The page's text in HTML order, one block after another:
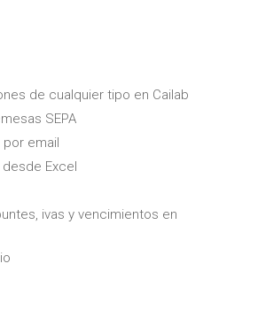
de cualquier tipo en Cailab
SEPA
email
Excel
ivas y vencimientos en